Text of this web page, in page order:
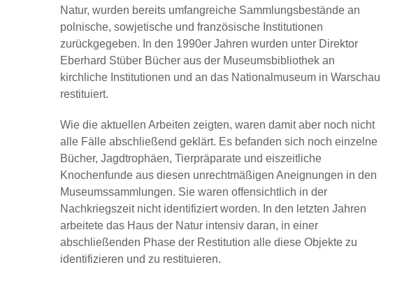
Natur, wurden bereits umfangreiche Sammlungsbestände an
polnische, sowjetische und französische Institutionen
zurückgegeben. In den 1990er Jahren wurden unter Direktor
Eberhard Stüber Bücher aus der Museumsbibliothek an
kirchliche Institutionen und an das Nationalmuseum in Warschau
restituiert.
Wie die aktuellen Arbeiten zeigten, waren damit aber noch nicht
alle Fälle abschließend geklärt. Es befanden sich noch einzelne
Bücher, Jagdtrophäen, Tierpräparate und eiszeitliche
Knochenfunde aus diesen unrechtmäßigen Aneignungen in den
Museumssammlungen. Sie waren offensichtlich in der
Nachkriegszeit nicht identifiziert worden. In den letzten Jahren
arbeitete das Haus der Natur intensiv daran, in einer
abschließenden Phase der Restitution alle diese Objekte zu
identifizieren und zu restituieren.